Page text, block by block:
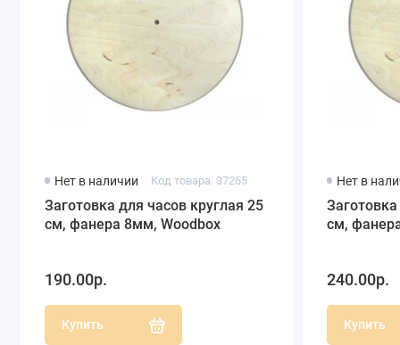
Нет в наличии Код товара: 37265
Заготовка для часов круглая 25
см, фанера 8мм, Woodbox
190.00р.
Купить
Нет в
см,
240.00р.
Купить